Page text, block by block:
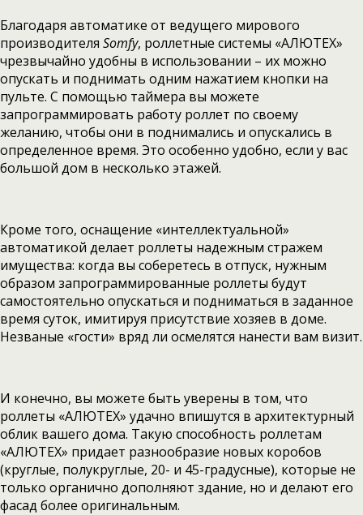
Благодаря автоматике от ведущего мирового
производителя Somfy, роллетные системы «АЛЮТЕХ»
чрезвычайно удобны в использовании – их можно
опускать и поднимать одним нажатием кнопки на
пульте. С помощью таймера вы можете
запрограммировать работу роллет по своему
желанию, чтобы они в поднимались и опускались в
определенное время. Это особенно удобно, если у вас
большой дом в несколько этажей.
Кроме того, оснащение «интеллектуальной»
автоматикой делает роллеты надежным стражем
имущества: когда вы соберетесь в отпуск, нужным
образом запрограммированные роллеты будут
самостоятельно опускаться и подниматься в заданное
время суток, имитируя присутствие хозяев в доме.
Незваные «гости» вряд ли осмелятся нанести вам визит.
И конечно, вы можете быть уверены в том, что
роллеты «АЛЮТЕХ» удачно впишутся в архитектурный
облик вашего дома. Такую способность роллетам
«АЛЮТЕХ» придает разнообразие новых коробов
(круглые, полукруглые, 20- и 45-градусные), которые не
только органично дополняют здание, но и делают его
фасад более оригинальным.